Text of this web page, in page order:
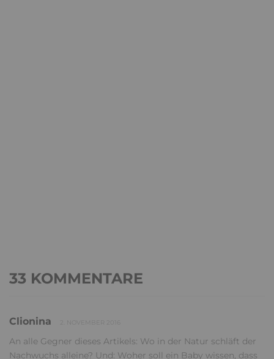
33 KOMMENTARE
Clionina
An alle Gegner dieses Artikels: Wo in der Natur schläft der
Nachwuchs alleine? Und: Woher soll ein Baby wissen, dass